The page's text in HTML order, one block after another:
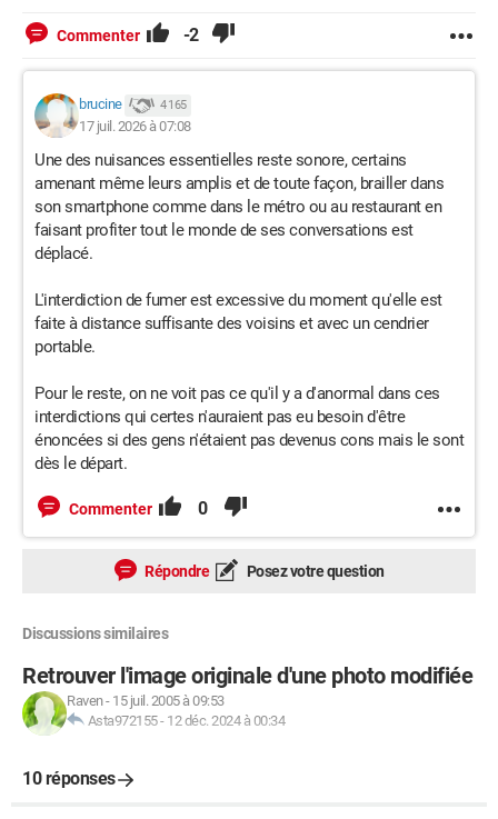
Commenter -2
brucine 4 165
17 juil. 2026 à 07:08
Une des nuisances essentielles reste sonore, certains
amenant même leurs amplis et de toute façon, brailler dans
son smartphone comme dans le métro ou au restaurant en
faisant profiter tout le monde de ses conversations est
déplacé.
L'interdiction de fumer est excessive du moment qu'elle est
faite à distance suffisante des voisins et avec un cendrier
portable.
Pour le reste, on ne voit pas ce qu'il y a d'anormal dans ces
interdictions qui certes n'auraient pas eu besoin d'être
énoncées si des gens n'étaient pas devenus cons mais le sont
dès le départ.
Commenter 0
Répondre Posez votre question
Discussions similaires
Retrouver l'image originale d'une photo modifiée
Raven- 15 juil. 2005 à 09:53
Asta972155- 12 déc. 2024 à 00:34
10 réponses